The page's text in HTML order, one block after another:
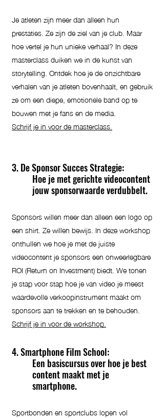
Je atleten zijn meer dan alleen hun
prestaties. Ze zijn de ziel van je club. Maar
hoe vertel je hun unieke verhaal? In deze
masterclass duiken we in de kunst van
storytelling. Ontdek hoe je de onzichtbare
verhalen van je atleten bovenhaalt, en gebruik
ze om een diepe, emotionele band op te
bouwen met je fans en de media.
Schrijf je in voor de masterclass.
3. De Sponsor Succes Strategie:
Hoe je met gerichte videocontent
jouw sponsorwaarde verdubbelt.
Sponsors willen meer dan alleen een logo op
een shirt. Ze willen bewijs. In deze workshop
onthullen we hoe je met de juiste
videocontent je sponsors een onweerlegbare
ROI (Return on Investment) biedt. We tonen
je stap voor stap hoe je van video je meest
waardevolle verkoopinstrument maakt om
sponsors aan te trekken en te behouden.
Schrijf je in voor de workshop.
4. Smartphone Film School:
Een basiscursus over hoe je best
content maakt met je
smartphone.
Sportbonden en sportclubs lopen vol